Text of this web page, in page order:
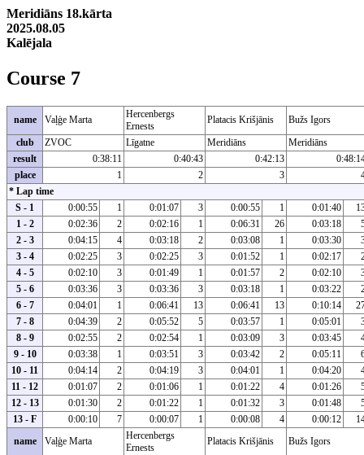
Meridiāns 18.kārta
2025.08.05
Kalējala
Course 7
name Vaļģe Marta
Hercenbergs
Ernests
Platacis Krišjānis
Bužs Igors
club
ZVOC Līgatne Meridiāns
Meridiāns
result
0:38:11 0:40:43 0:42:13
place
1 2 3
* Lap time
S - 1
0:00:55 1 0:01:07 3 0:00:55 1 0:01:40
1 - 2
0:02:36 2 0:02:16 1 0:06:31 26 0:03:18
2 - 3
0:04:15 4 0:03:18 2 0:03:08 1 0:03:30
3 - 4
0:02:25 3 0:02:25 3 0:01:52 1 0:02:17
4 - 5
0:02:10 3 0:01:49 1 0:01:57 2 0:02:10
5 - 6
0:03:36 3 0:03:36 3 0:03:18 1 0:03:22
6 - 7
0:04:01 1 0:06:41 13 0:06:41 13 0:10:14
7 - 8
0:04:39 2 0:05:52 5 0:03:57 1 0:05:01
8 - 9
0:02:55 2 0:02:54 1 0:03:09 3 0:03:45
9 - 10
0:03:38 1 0:03:51 3 0:03:42 2 0:05:11
10 - 11
0:04:14 2 0:04:19 3 0:04:01 1 0:04:20
11 - 12
0:01:07 2 0:01:06 1 0:01:22 4 0:01:26
12 - 13
0:01:30 2 0:01:22 1 0:01:32 3 0:01:48
13 - F
0:00:10 7 0:00:07 1 0:00:08 4 0:00:12
name
Vaļģe Marta
Hercenbergs
Ernests
Platacis Krišjānis
Bužs Igors